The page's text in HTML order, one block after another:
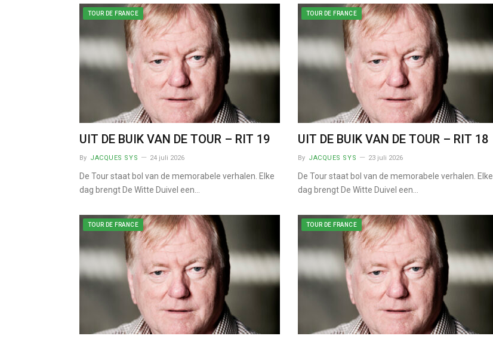
TOUR DE FRANCE
UIT DE BUIK VAN DE TOUR – RIT 19
By JACQUES SYS 24 juli 2026
De Tour staat bol van de memorabele verhalen. Elke
dag brengt De Witte Duivel een…
TOUR DE FRANCE
UIT DE BUIK VAN DE TOUR – RIT 18
By JACQUES SYS 23 juli 2026
De Tour staat bol van de memorabele verhalen. Elke
dag brengt De Witte Duivel een…
TOUR DE FRANCE TOUR DE FRANCE